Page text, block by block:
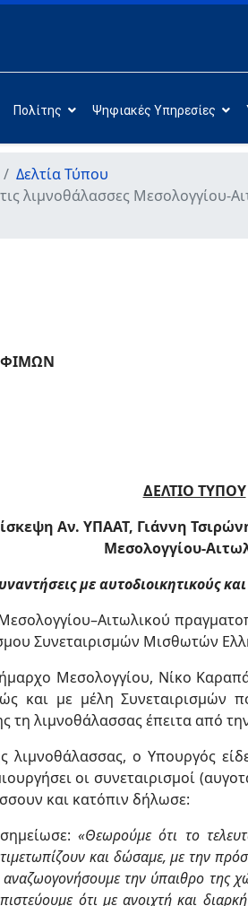
Πολίτης Ψηφιακές Υπηρεσίες
Δελτία Τύπου
λιμνοθάλασσες Μεσολογγίου-
ΔΕΛΤΙΟ ΤΥΠΟΥ
Αν. ΥΠΑΑΤ, Γιάννη
Μεσολογγίου-
με αυτοδιοικητικούς
Συνεταιρισμών Μισθωτών
Μεσολογγίου, Νίκο
και με μέλη Συνεταιρισμών
τη λιμνοθάλασσας έπειτα από
λιμνοθάλασσας, ο Υπουργός
οι συνεταιρισμοί
και κατόπιν δήλωσε:
«Θεωρούμε ότι το
και δώσαμε, με την
αναζωογονήσουμε την ύπαιθρο
ότι με ανοιχτή και